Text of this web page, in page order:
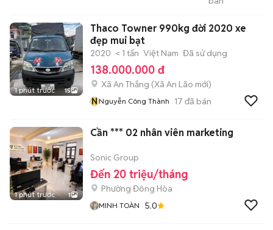
1 phút trước 15
Thaco Towner 990kg đời 2020 xe
đẹp mui bạt
2020 < 1 tấn Việt Nam Đã sử dụng
138.000.000 đ
Xã An Thắng (Xã An Lão mới)
NNguyễn Công Thành 17 đã bán
1 phút trước 1
Cần *** 02 nhân viên marketing
Sonic Group
Đến 20 triệu/tháng
Phường Đông Hòa
MINH TOÀN 5.0